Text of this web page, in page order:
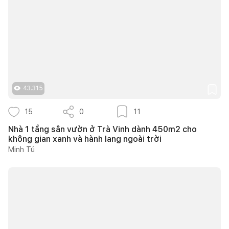
43.315
15 0 11
Nhà 1 tầng sân vườn ở Trà Vinh dành 450m2 cho
không gian xanh và hành lang ngoài trời
Minh Tú